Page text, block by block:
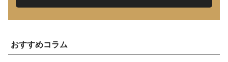
おすすめコラム